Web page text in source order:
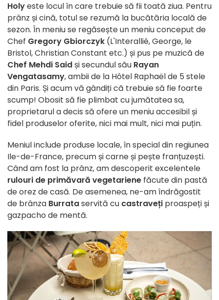
Holyeste locul în care trebuie să fii toată ziua. Pentru
prânz și cină, totul se rezumă la bucătăria locală de
sezon. În meniu se regăsește un meniu conceput de
Chef Gregory Gbiorczyk (L'Interallié, George, le
Bristol, Christian Constant etc.) și pus pe muzică de
Chef Mehdi Said și secundul său Rayan
Vengatasamy, ambii de la Hôtel Raphaël de 5 stele
din Paris. Și acum vă gândiți că trebuie să fie foarte
scump! Obosit să fie plimbat cu jumătatea sa,
proprietarul a decis să ofere un meniu accesibil și
fidel produselor oferite, nici mai mult, nici mai puțin.
Meniul include produse locale, în special din regiunea
Ile-de-France, precum și carne și pește franțuzești.
Când am fost la prânz, am descoperit excelentele
rulouri de primăvară vegetariene făcute din pastă
de orez de casă. De asemenea, ne-am îndrăgostit
de brânza Burrataservită cu castraveți proaspeți și
gazpacho de mentă.